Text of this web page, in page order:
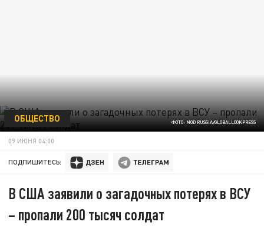
ФОТО: MOD RUSSIA/GLOBALLOOKPRESS
ОБЩЕСТВО
09 ИЮНЯ 04:00
ПОДПИШИТЕСЬ:
В США заявили о загадочных потерях в ВСУ
– пропали 200 тысяч солдат